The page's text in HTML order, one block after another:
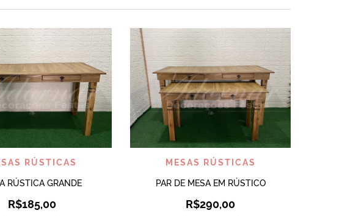
VISUALIZAR
RÚSTICAS
RÚSTICA GRANDE
R$185,00
VISUALIZAR
MESAS RÚSTICAS
PAR DE MESA EM RÚSTICO
R$290,00